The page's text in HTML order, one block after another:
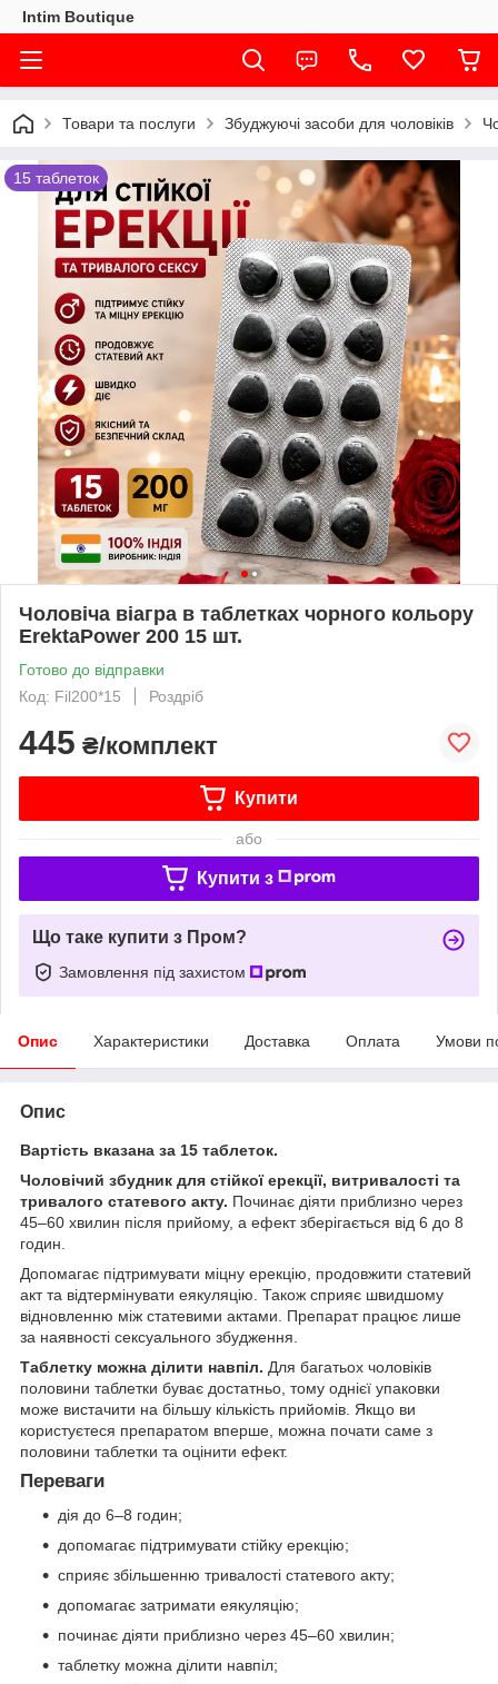
Intim Boutique
Товари та послуги Збуджуючі засоби для чоловіків
15 таблеток
Чоловіча віагра в таблетках чорного кольору
ErektaPower 200 15 шт.
Готово до відправки
Код: Fil200*15
Роздріб
445 ₴/комплект
Купити
або
Купити з
Що таке купити з Пром?
Замовлення під захистом
Опис Характеристики Доставка Оплата Умови
Опис
Вартість вказана за 15 таблеток.
Чоловічий збудник для стійкої ерекції, витривалості та
тривалого статевого акту. Починає діяти приблизно через
45–60 хвилин після прийому, а ефект зберігається від 6 до 8
годин.
Допомагає підтримувати міцну ерекцію, продовжити статевий
акт та відтермінувати еякуляцію. Також сприяє швидшому
відновленню між статевими актами. Препарат працює лише
за наявності сексуального збудження.
Таблетку можна ділити навпіл. Для багатьох чоловіків
половини таблетки буває достатньо, тому однієї упаковки
може вистачити на більшу кількість прийомів. Якщо ви
користуєтеся препаратом вперше, можна почати саме з
половини таблетки та оцінити ефект.
Переваги
дія до 6–8 годин;
допомагає підтримувати стійку ерекцію;
сприяє збільшенню тривалості статевого акту;
допомагає затримати еякуляцію;
починає діяти приблизно через 45–60 хвилин;
таблетку можна ділити навпіл;